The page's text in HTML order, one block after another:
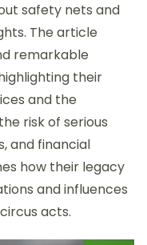
safety nets and
The article
remarkable
their
and the
risk of serious
and financial
how their legacy
and influences
acts.